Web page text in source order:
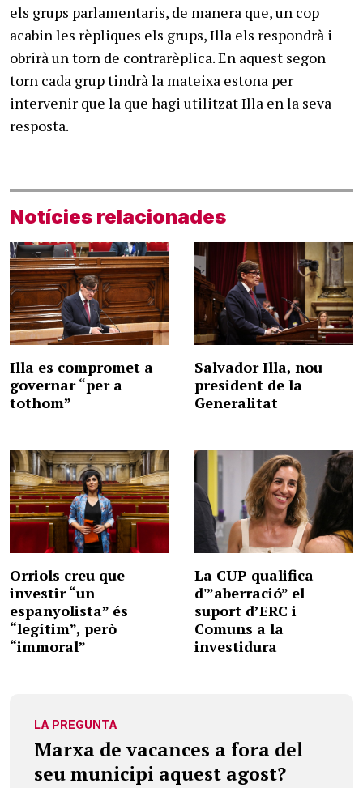
els grups parlamentaris, de manera que, un cop
acabin les rèpliques els grups, Illa els respondrà i
obrirà un torn de contrarèplica. En aquest segon
torn cada grup tindrà la mateixa estona per
intervenir que la que hagi utilitzat Illa en la seva
resposta.
Notícies relacionades
Illa es compromet a
governar “per a
tothom”
Salvador Illa, nou
president de la
Generalitat
Orriols creu que
investir “un
espanyolista” és
“legítim”, però
“immoral”
La CUP qualifica
d'”aberració” el
suport d’ERC i
Comuns a la
investidura
LA PREGUNTA
Marxa de vacances a fora del
seu municipi aquest agost?